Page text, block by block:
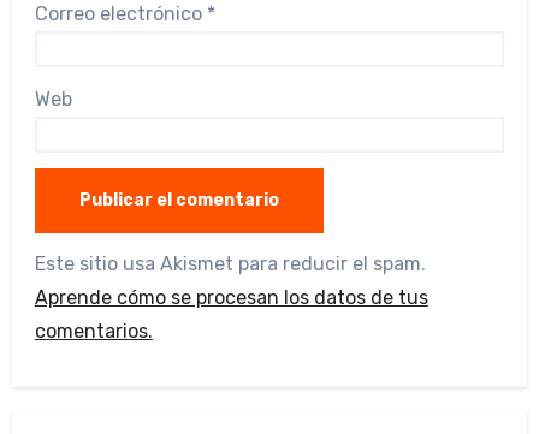
Correo electrónico *
Web
Este sitio usa Akismet para reducir el spam.
Aprende cómo se procesan los datos de tus
comentarios.